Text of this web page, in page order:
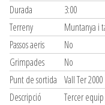
Durada
3:00
Terreny
Muntanya i
Passos aeris
No
Grimpades
No
Punt de sortida Vall Ter 2000
Descripció
Tercer